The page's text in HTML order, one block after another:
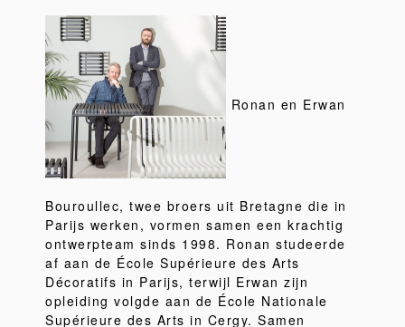
Ronan en Erwan
Bouroullec, twee broers uit Bretagne die in
Parijs werken, vormen samen een krachtig
ontwerpteam sinds 1998. Ronan studeerde
af aan de École Supérieure des Arts
Décoratifs in Parijs, terwijl Erwan zijn
opleiding volgde aan de École Nationale
Supérieure des Arts in Cergy. Samen